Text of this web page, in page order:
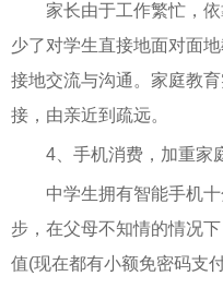
家长由于工作繁忙，
少了对学生直接地面对面
接地交流与沟通。家庭教
接，由亲近到疏远。
4、手机消费，加重家
中学生拥有智能手机
步，在父母不知情的情况
值(现在都有小额免密码支